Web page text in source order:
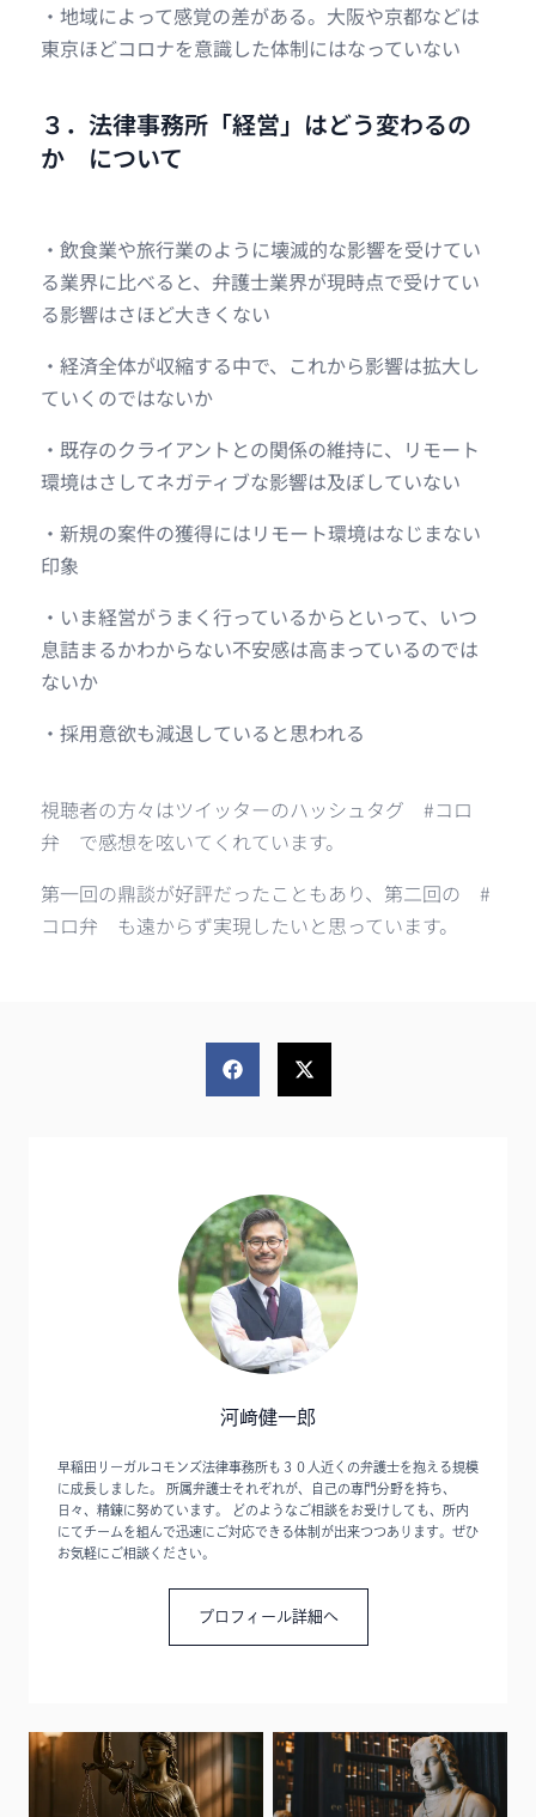
・地域によって感覚の差がある。大阪や京都などは
東京ほどコロナを意識した体制にはなっていない
３．法律事務所「経営」はどう変わるの
か について
・飲食業や旅行業のように壊滅的な影響を受けてい
る業界に比べると、弁護士業界が現時点で受けてい
る影響はさほど大きくない
・経済全体が収縮する中で、これから影響は拡大し
ていくのではないか
・既存のクライアントとの関係の維持に、リモート
環境はさしてネガティブな影響は及ぼしていない
・新規の案件の獲得にはリモート環境はなじまない
印象
・いま経営がうまく行っているからといって、いつ
息詰まるかわからない不安感は高まっているのでは
ないか
・採用意欲も減退していると思われる
視聴者の方々はツイッターのハッシュタグ #コロ
弁 で感想を呟いてくれています。
第一回の鼎談が好評だったこともあり、第二回の #
コロ弁 も遠からず実現したいと思っています。
河﨑健一郎
早稲田リーガルコモンズ法律事務所も３０人近くの弁護士を抱える規模
に成長しました。 所属弁護士それぞれが、自己の専門分野を持ち、
日々、精錬に努めています。 どのようなご相談をお受けしても、所内
にてチームを組んで迅速にご対応できる体制が出来つつあります。ぜひ
お気軽にご相談ください。
プロフィール詳細へ